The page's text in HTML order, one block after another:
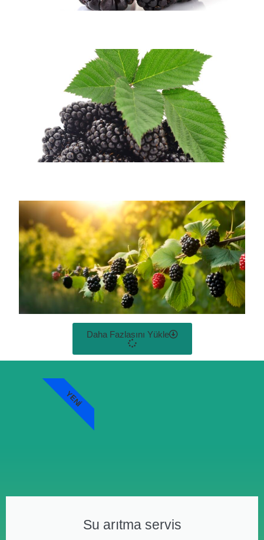
Daha Fazlasını Yükle
Su arıtma servis
YENI